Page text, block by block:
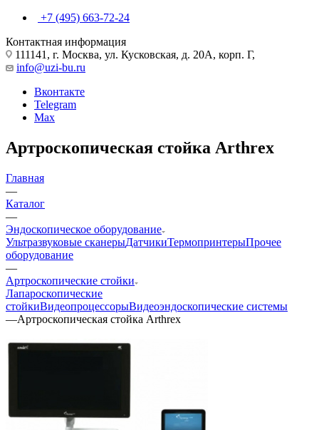
+7 (495) 663-72-24
Контактная информация
111141, г. Москва, ул. Кусковская, д. 20А, корп. Г,
info@uzi-bu.ru
Вконтакте
Telegram
Max
Артроскопическая стойка Arthrex
Главная
—
Каталог
—
Эндоскопическое оборудование
Ультразвуковые сканерыДатчикиТермопринтерыПрочее
оборудование
—
Артроскопические стойки
Лапароскопические
стойкиВидеопроцессорыВидеоэндоскопические системы
—Артроскопическая стойка Arthrex